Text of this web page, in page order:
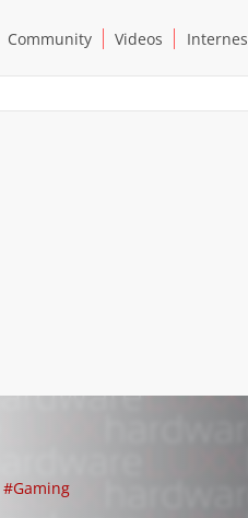
Kaufberatung Submenu
Community Videos Internes
#Gaming